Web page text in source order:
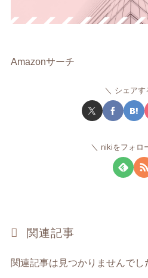
Amazonサーチ
シェアす
nikiをフォロ
関連記事
関連記事は見つかりませんでし